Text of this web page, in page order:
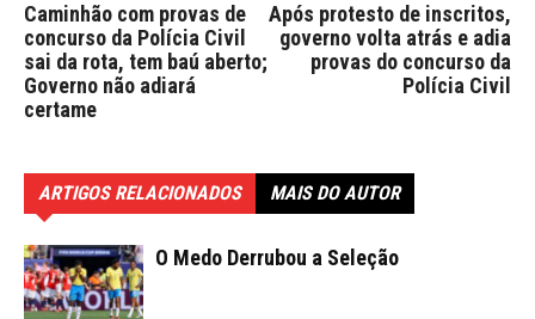
Caminhão com provas de
concurso da Polícia Civil
sai da rota, tem baú aberto;
Governo não adiará
certame
Após protesto de inscritos,
governo volta atrás e adia
provas do concurso da
Polícia Civil
ARTIGOS RELACIONADOS MAIS DO AUTOR
O Medo Derrubou a Seleção